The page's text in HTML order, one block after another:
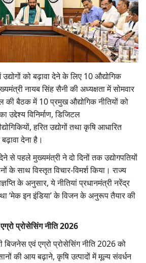
and NACOF
को बढ़ावा देने के लिए 10औद्योगिक
नायब सिंह सैनी की अध्यक्षता में सोमवार
की बैठक में10प्रमुख औद्योगिक नीतियों को
उद्देश्य विनिर्माण,डिजिटल
,हरित उद्योगों तथा कृषि आधारित
देना है।
से पहले मुख्यमंत्री ने दो दिनों तक उद्योगपतियों
के साथ विस्तृत विचार-विमर्श किया। राज्य
के अनुसार,ये नीतियां प्रधानमंत्री नरेंद्र
‘मेक इन इंडिया’के विजन के अनुरूप तैयार की
प्रोसेसिंग नीति2026
बिजनेस एवं एग्रो प्रोसेसिंग नीति 2026को
की आय बढ़ाने,कृषि उत्पादों में मूल्य संवर्धन